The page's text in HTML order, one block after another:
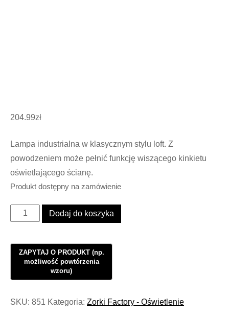
204.99zł
Lampa industrialna w klasycznym stylu loft. Z
powodzeniem może pełnić funkcję wiszącego kinkietu
oświetlającego ścianę.
Produkt dostępny na zamówienie
ilość
Loft
Side
Black
Dodaj do koszyka
SKU: 851 Kategoria: Zorki Factory - Oświetlenie